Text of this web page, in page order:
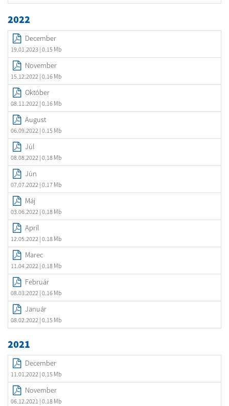
2022
December
19.01.2023 | 0.15 Mb
November
15.12.2022 | 0.16 Mb
Október
08.11.2022 | 0.16 Mb
August
06.09.2022 | 0.15 Mb
Júl
08.08.2022 | 0.18 Mb
Jún
07.07.2022 | 0.17 Mb
Máj
03.06.2022 | 0.18 Mb
Apríl
12.05.2022 | 0.18 Mb
Marec
11.04.2022 | 0.18 Mb
Február
08.03.2022 | 0.16 Mb
Január
08.02.2022 | 0.15 Mb
2021
December
11.01.2022 | 0.15 Mb
November
06.12.2021 | 0.18 Mb